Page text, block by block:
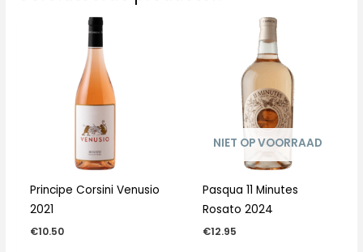
Principe Corsini Venusio
2021
€10.50
NIET OP VOORRAAD
Pasqua 11 Minutes
Rosato 2024
€12.95